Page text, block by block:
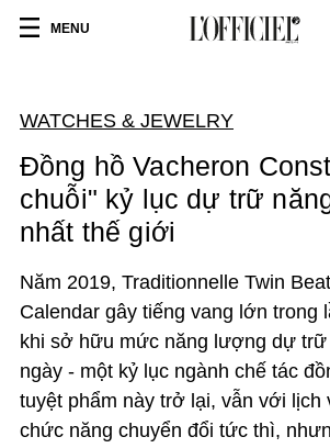
MENU
WATCHES & JEWELRY
Đồng hồ Vacheron
chuỗi" kỷ lục dự trữ
nhất thế giới
Năm 2019, Traditionnelle Twin
Calendar gây tiếng vang lớn trong
khi sở hữu mức năng lượng dự trữ
ngày - một kỷ lục ngành chế tác
tuyệt phẩm này trở lại, vẫn với lịch
chức năng chuyển đổi tức thì,